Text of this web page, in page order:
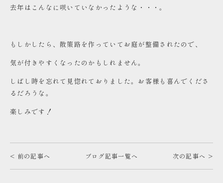
去年はこんなに咲いていなかったような・・・。
もしかしたら、散策路を作っていてお庭が整備されたので、
気が付きやすくなったのかもしれません。
しばし時を忘れて見惚れておりました。お客様も喜んでくださ
るだろうな。
楽しみです！
< 前の記事へ ブログ記事一覧へ 次の記事へ >